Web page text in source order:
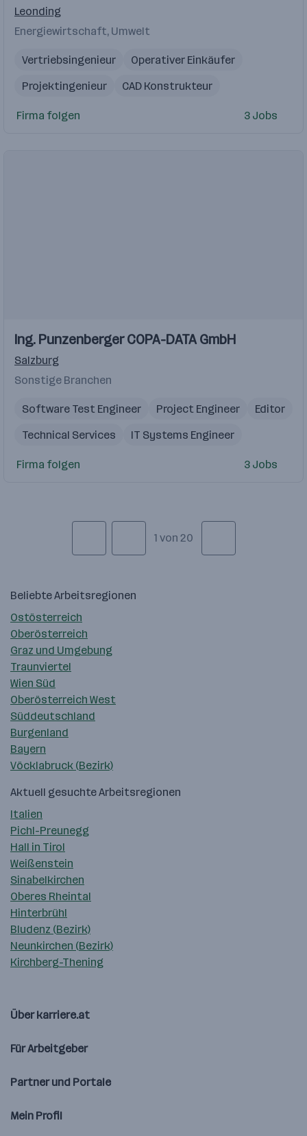
Leonding
Energiewirtschaft, Umwelt
Vertriebsingenieur
Operativer Einkäufer
Projektingenieur
CAD Konstrukteur
Versandlogistik
Firma folgen 3 Jobs
Einblicke
Ing. Punzenberger COPA-DATA GmbH
Salzburg
Sonstige Branchen
Software Test Engineer Project Engineer
Editor
Technical Services
IT Systems Engineer
Firma folgen 3 Jobs
1 von 20
Beliebte Arbeitsregionen
Ostösterreich
Oberösterreich
Graz und Umgebung
Traunviertel
Wien Süd
Oberösterreich West
Süddeutschland
Burgenland
Bayern
Vöcklabruck (Bezirk)
Aktuell gesuchte Arbeitsregionen
Italien
Pichl-Preunegg
Hall in Tirol
Weißenstein
Sinabelkirchen
Oberes Rheintal
Hinterbrühl
Bludenz (Bezirk)
Neunkirchen (Bezirk)
Kirchberg-Thening
Über karriere.at
Für Arbeitgeber
Partner und Portale
Mein Profil